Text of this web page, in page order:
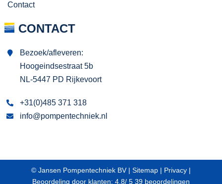
Contact
CONTACT
Bezoek/afleveren:
Hoogeindsestraat 5b
NL-5447 PD Rijkevoort
+31(0)485 371 318
info@pompentechniek.nl
© Jansen Pompentechniek BV | Sitemap | Privacy |
Beoordeling door klanten: 4,8/ 5 39 beoordelingen